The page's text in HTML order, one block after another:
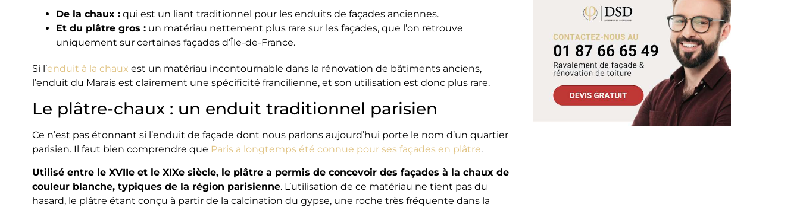
De la chaux :qui est un liant traditionnel pour les enduits de façades anciennes.
Et du plâtre gros :un matériau nettement plus rare sur les façades, que l’on retrouve
uniquement sur certaines façades d’Île-de-France.
Si l’enduit à la chaux est un matériau incontournable dans la rénovation de bâtiments anciens,
l’enduit du Marais est clairement une spécificité francilienne, et son utilisation est donc plus rare.
Le plâtre-chaux : un enduit traditionnel parisien
Ce n’est pas étonnant si l’enduit de façade dont nous parlons aujourd’hui porte le nom d’un quartier
parisien. Il faut bien comprendre que Paris a longtemps été connue pour ses façades en plâtre.
Utilisé entre le XVIIe et le XIXe siècle, le plâtre a permis de concevoir des façades à la chaux de
couleur blanche, typiques de la région parisienne. L’utilisation de ce matériau ne tient pas du
hasard, le plâtre étant conçu à partir de la calcination du gypse, une roche très fréquente dans la